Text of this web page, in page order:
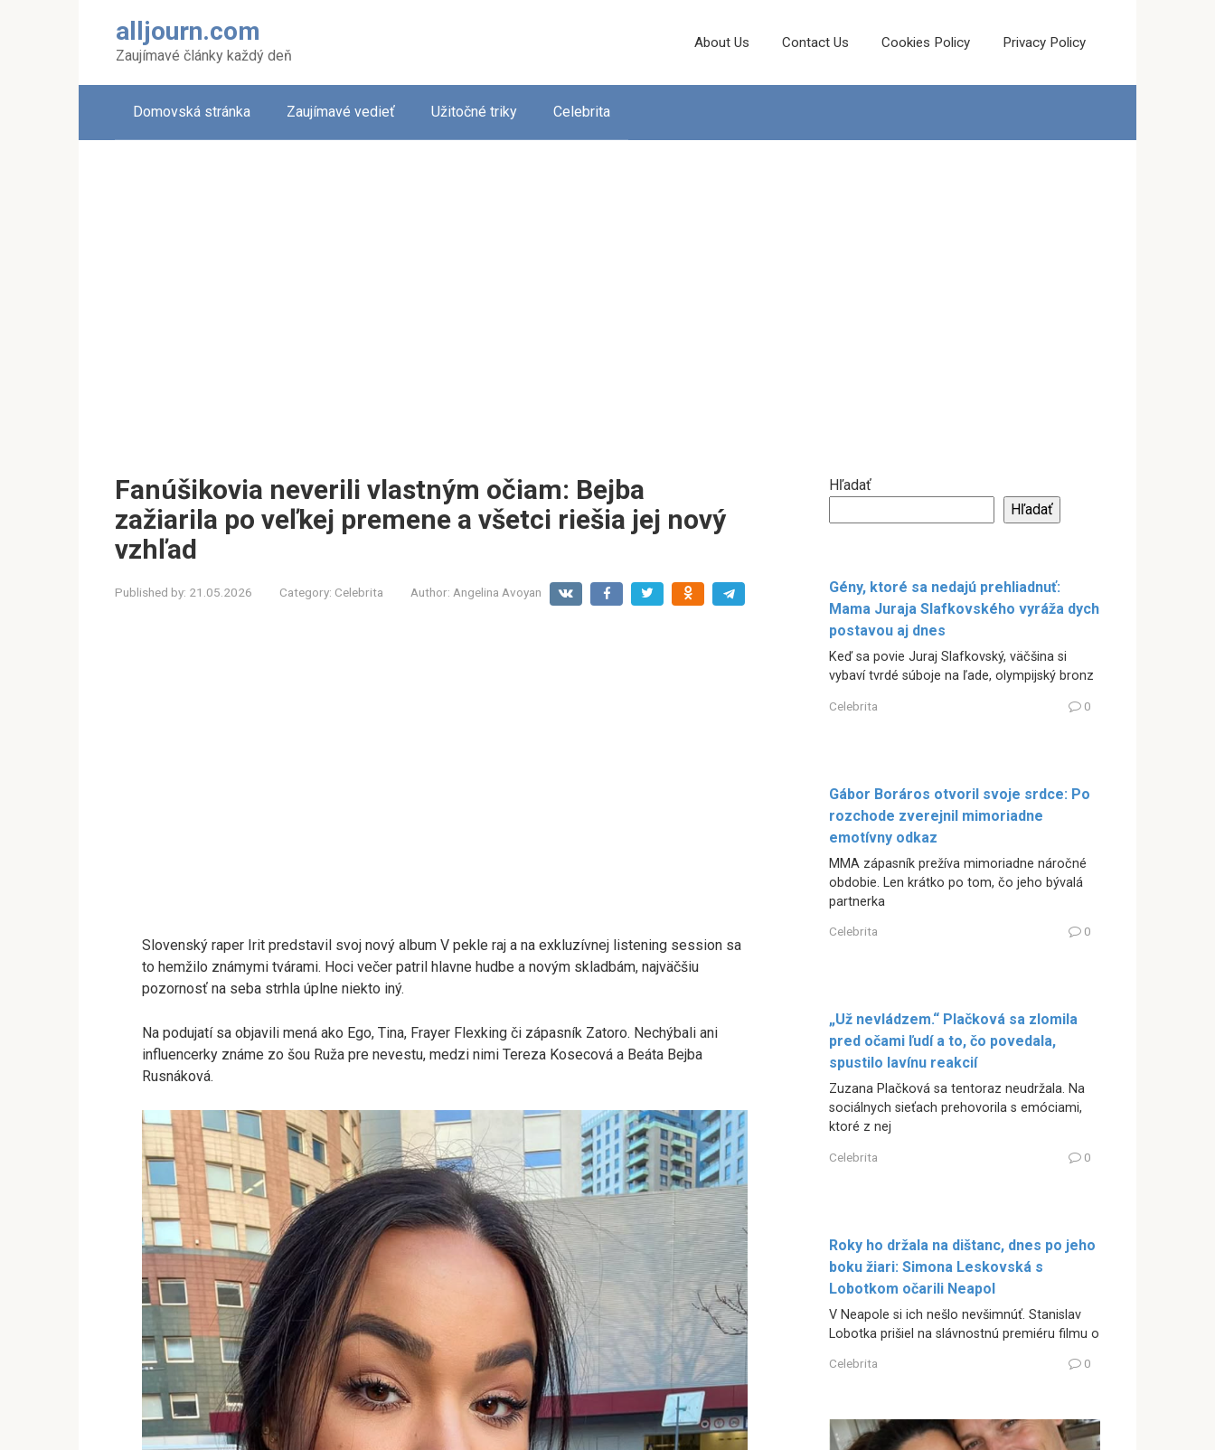
alljourn.com
Zaujímavé články každý deň
About Us Contact Us Cookies Policy Privacy Policy
Domovská stránka Zaujímavé vedieť Užitočné triky Celebrita
Fanúšikovia neverili vlastným očiam: Bejba
zažiarila po veľkej premene a všetci riešia jej nový
vzhľad
Published by: 21.05.2026 Category: Celebrita Author: Angelina Avoyan
Slovenský raper Irit predstavil svoj nový album V pekle raj a na exkluzívnej listening session sa
to hemžilo známymi tvárami. Hoci večer patril hlavne hudbe a novým skladbám, najväčšiu
pozornosť na seba strhla úplne niekto iný.
Na podujatí sa objavili mená ako Ego, Tina, Frayer Flexking či zápasník Zatoro. Nechýbali ani
influencerky známe zo šou Ruža pre nevestu, medzi nimi Tereza Kosecová a Beáta Bejba
Rusnáková.
Hľadať
Hľadať
Gény, ktoré sa nedajú prehliadnuť:
Mama Juraja Slafkovského vyráža dych
postavou aj dnes
Keď sa povie Juraj Slafkovský, väčšina si
vybaví tvrdé súboje na ľade, olympijský bronz
Celebrita 0
Gábor Boráros otvoril svoje srdce: Po
rozchode zverejnil mimoriadne
emotívny odkaz
MMA zápasník prežíva mimoriadne náročné
obdobie. Len krátko po tom, čo jeho bývalá
partnerka
Celebrita 0
„Už nevládzem.“ Plačková sa zlomila
pred očami ľudí a to, čo povedala,
spustilo lavínu reakcií
Zuzana Plačková sa tentoraz neudržala. Na
sociálnych sieťach prehovorila s emóciami,
ktoré z nej
Celebrita 0
Roky ho držala na dištanc, dnes po jeho
boku žiari: Simona Leskovská s
Lobotkom očarili Neapol
V Neapole si ich nešlo nevšimnúť. Stanislav
Lobotka prišiel na slávnostnú premiéru filmu o
Celebrita 0